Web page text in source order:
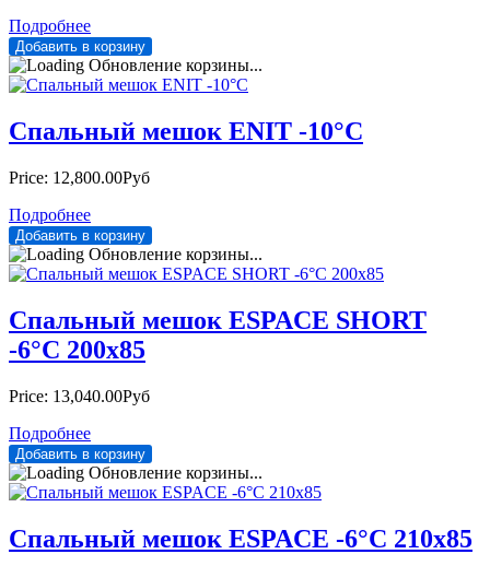
Подробнее
Обновление корзины...
Спальный мешок ENIT -10°C
Price: 12,800.00Руб
Подробнее
Обновление корзины...
Спальный мешок ESPACE SHORT
-6°С 200х85
Price: 13,040.00Руб
Подробнее
Обновление корзины...
Спальный мешок ESPACE -6°С 210х85